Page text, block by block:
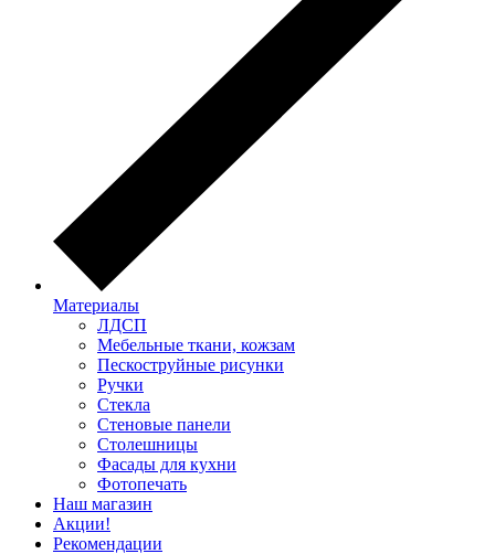
Материалы
ЛДСП
Мебельные ткани, кожзам
Пескоструйные рисунки
Ручки
Стекла
Стеновые панели
Столешницы
Фасады для кухни
Фотопечать
Наш магазин
Акции!
Рекомендации